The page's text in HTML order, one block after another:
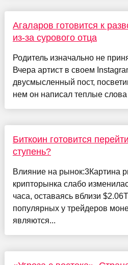
Агаларов готовится к
из-за сурового отца
Родитель изначально не
Вчера артист в своем
двусмысленный пост,
нем он написал теплые
Биткоин готовится
ступень?
Влияние на рынок:3Картина
крипторынка слабо
часа, оставаясь вблизи
популярных у трейдеров
являются...